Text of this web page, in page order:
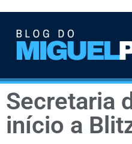
Secretaria
início a